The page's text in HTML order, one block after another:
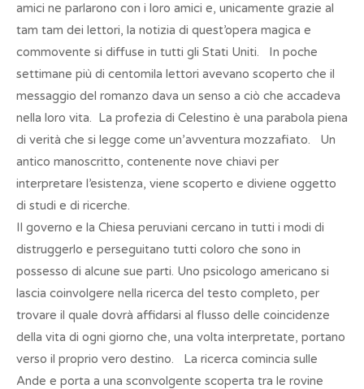
amici ne parlarono con i loro amici e, unicamente grazie al
tam tam dei lettori, la notizia di quest’opera magica e
commovente si diffuse in tutti gli Stati Uniti. In poche
settimane più di centomila lettori avevano scoperto che il
messaggio del romanzo dava un senso a ciò che accadeva
nella loro vita. La profezia di Celestino è una parabola piena
di verità che si legge come un’avventura mozzafiato. Un
antico manoscritto, contenente nove chiavi per
interpretare l’esistenza, viene scoperto e diviene oggetto
di studi e di ricerche.
Il governo e la Chiesa peruviani cercano in tutti i modi di
distruggerlo e perseguitano tutti coloro che sono in
possesso di alcune sue parti. Uno psicologo americano si
lascia coinvolgere nella ricerca del testo completo, per
trovare il quale dovrà affidarsi al flusso delle coincidenze
della vita di ogni giorno che, una volta interpretate, portano
verso il proprio vero destino. La ricerca comincia sulle
Ande e porta a una sconvolgente scoperta tra le rovine